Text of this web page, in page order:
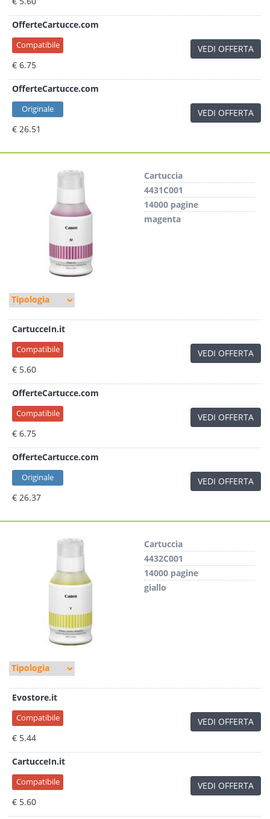
OfferteCartucce.com
Compatibile
€ 6.75
VEDI OFFERTA
OfferteCartucce.com
Originale
€ 26.51
VEDI OFFERTA
Cartuccia
4431C001
14000 pagine
magenta
CartucceIn.it
Compatibile
€ 5.60
VEDI OFFERTA
OfferteCartucce.com
Compatibile
€ 6.75
VEDI OFFERTA
OfferteCartucce.com
Originale
€ 26.37
VEDI OFFERTA
Cartuccia
4432C001
14000 pagine
giallo
Evostore.it
Compatibile
€ 5.44
VEDI OFFERTA
CartucceIn.it
Compatibile
€ 5.60
VEDI OFFERTA